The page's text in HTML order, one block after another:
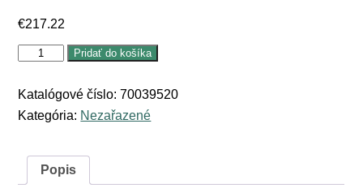
€217.22
množstvo
Biliardové
Aramith
Snooker
Tournament
biela
gula
52,4
Pridať do košíka
Katalógové číslo:70039520
Kategória: Nezařazené
Popis